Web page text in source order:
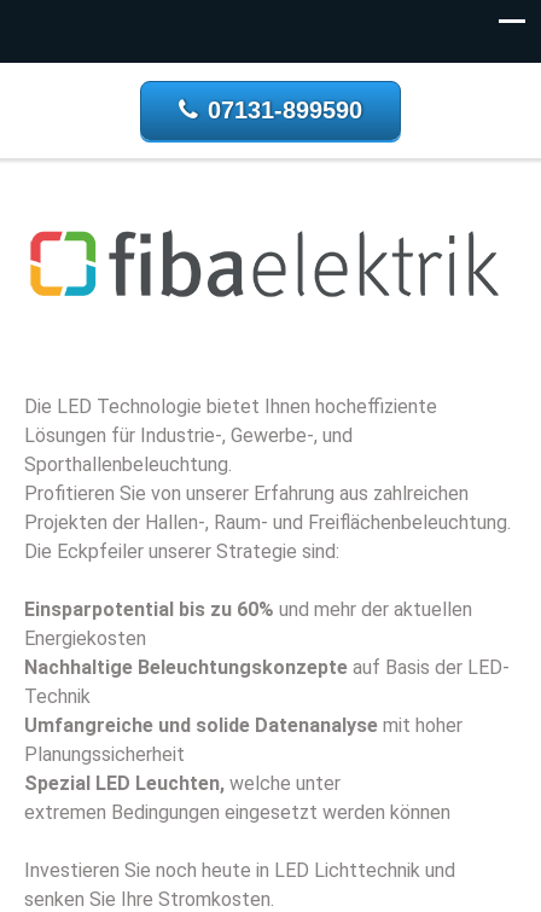
07131-899590
Die LED Technologie bietet Ihnen hocheffiziente
Lösungen für Industrie-, Gewerbe-, und
Sporthallenbeleuchtung.
Profitieren Sie von unserer Erfahrung aus zahlreichen
Projekten der Hallen-, Raum- und Freiflächenbeleuchtung.
Die Eckpfeiler unserer Strategie sind:
Einsparpotential bis zu 60% und mehr der aktuellen
Energiekosten
Nachhaltige Beleuchtungskonzepte auf Basis der LED-
Technik
Umfangreiche und solide Datenanalyse mit hoher
Planungssicherheit
Spezial LED Leuchten, welche unter
extremen Bedingungen eingesetzt werden können
Investieren Sie noch heute in LED Lichttechnik und
senken Sie Ihre Stromkosten.